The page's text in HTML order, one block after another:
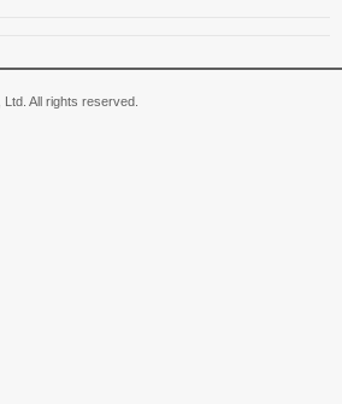
All rights reserved.